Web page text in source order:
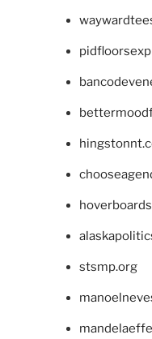
stsmp.org